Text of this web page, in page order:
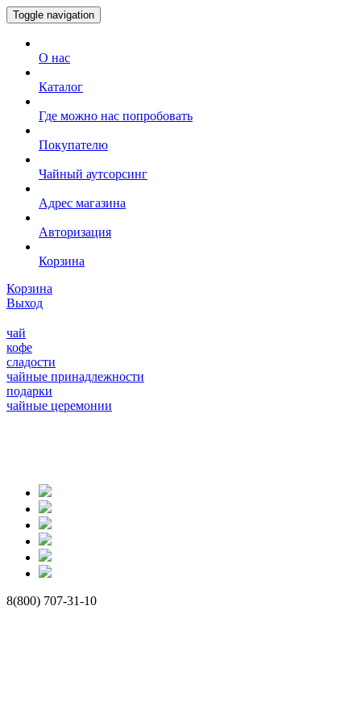
Toggle navigation
О нас
Каталог
Где можно нас попробовать
Покупателю
Чайный аутсорсинг
Адрес магазина
Авторизация
Корзина
Корзина
Выход
чай
кофе
сладости
чайные принадлежности
подарки
чайные церемонии
8(800) 707-31-10